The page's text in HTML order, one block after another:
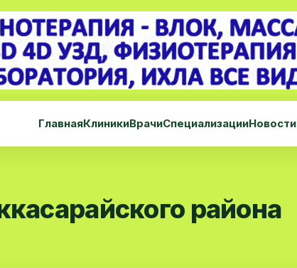
ГлавнаяКлиникиВрачиСпециализацииНовости
района